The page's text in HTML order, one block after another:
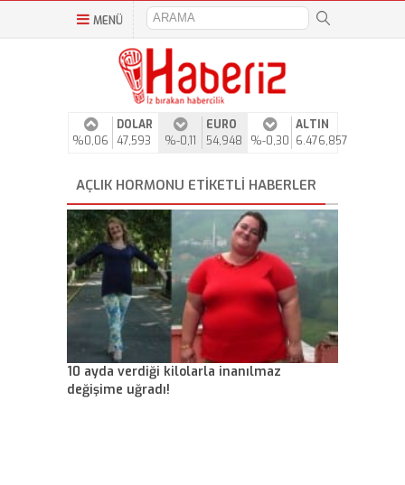
MENÜ
%0,06
DOLAR
47,593
%-0,11
EURO
54,948
%-0,30
ALTIN
6.476,857
AÇLIK HORMONU ETIKETLI HABERLER
10 ayda verdiği kilolarla inanılmaz
değişime uğradı!